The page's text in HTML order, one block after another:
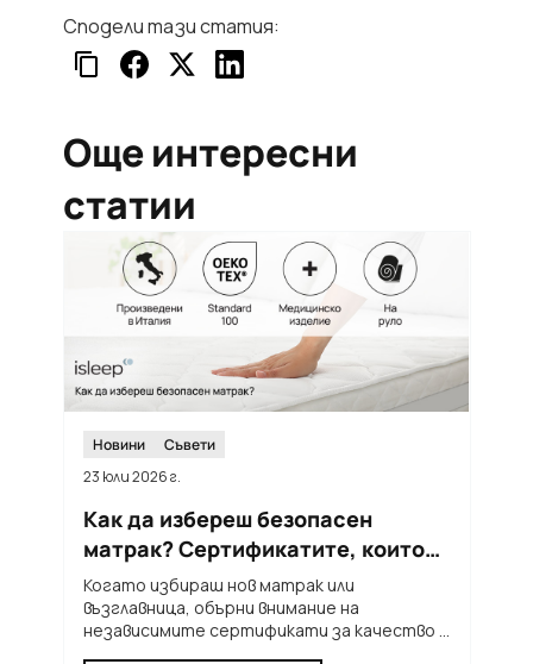
Сподели тази статия:
Още интересни
статии
Новини
Съвети
23 юли 2026 г.
Как да избереш безопасен
матрак? Сертификатите, които
трябва да познаваш
Когато избираш нов матрак или
възглавница, обърни внимание на
независимите сертификати за качество и